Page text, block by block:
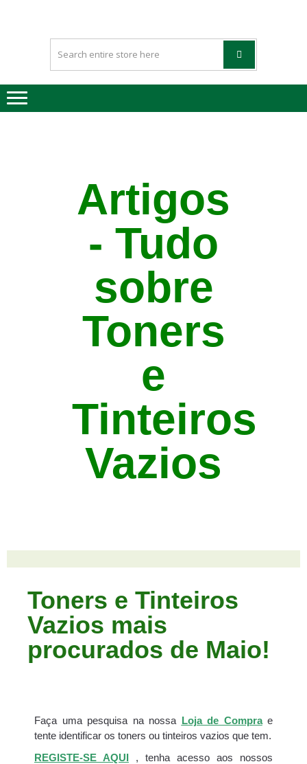
–
VAZIOS
Artigos
- Tudo
sobre
Toners
e
Tinteiros
Vazios
Toners e Tinteiros
Vazios mais
procurados de Maio!
Faça uma pesquisa na nossa Loja de Comprae
tente identificar os toners ou tinteiros vazios que tem.
REGISTE-SE AQUI , tenha acesso aos nossos